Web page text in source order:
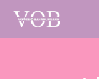
Design & Manage